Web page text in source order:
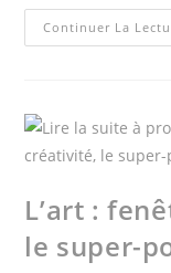
Continuer La
L’art :
le super-